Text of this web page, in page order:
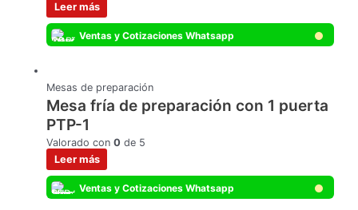
Leer más
Ventas y Cotizaciones Whatsapp
Mesas de preparación
Mesa fría de preparación con 1 puerta
PTP-1
Valorado con0 de 5
Leer más
Ventas y Cotizaciones Whatsapp